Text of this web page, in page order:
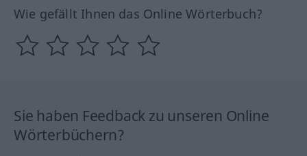
Wie gefällt Ihnen das Online Wörterbuch?
Sie haben Feedback zu unseren Online
Wörterbüchern?